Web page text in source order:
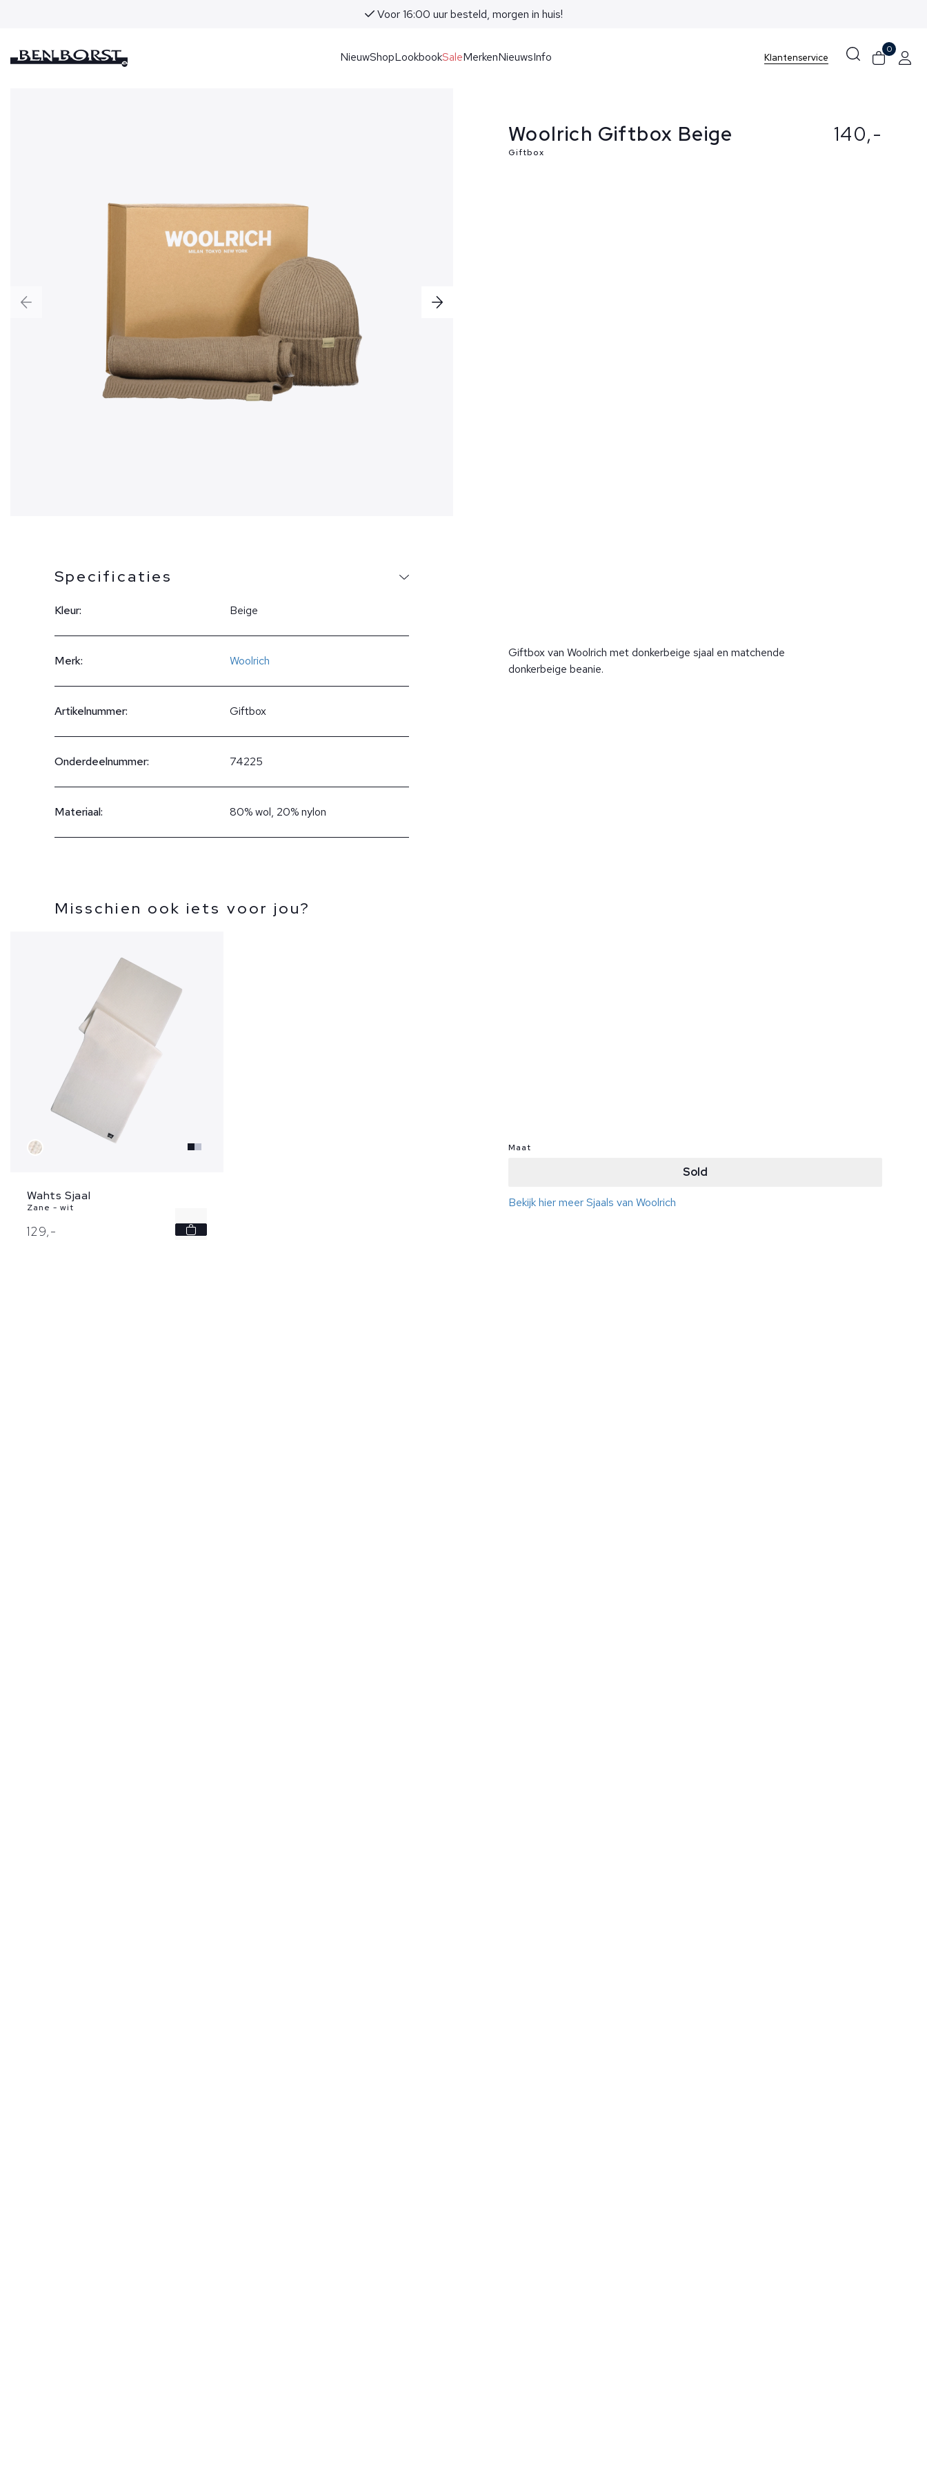
Voor 16:00 uur besteld, morgen in huis!
NieuwShopLookbookSaleMerkenNieuwsInfo Klantenservice
0
Specificaties
Kleur: Beige
Merk: Woolrich
Artikelnummer: Giftbox
Onderdeelnummer: 74225
Materiaal: 80% wol, 20% nylon
Misschien ook iets voor jou?
Wahts Sjaal
Zane - wit
129,- -
Woolrich Giftbox Beige
Giftbox
Giftbox van Woolrich met donkerbeige sjaal en matchende
donkerbeige beanie.
140,-
Maat
Sold
Bekijk hier meer Sjaals van Woolrich